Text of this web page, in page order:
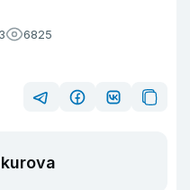
6825